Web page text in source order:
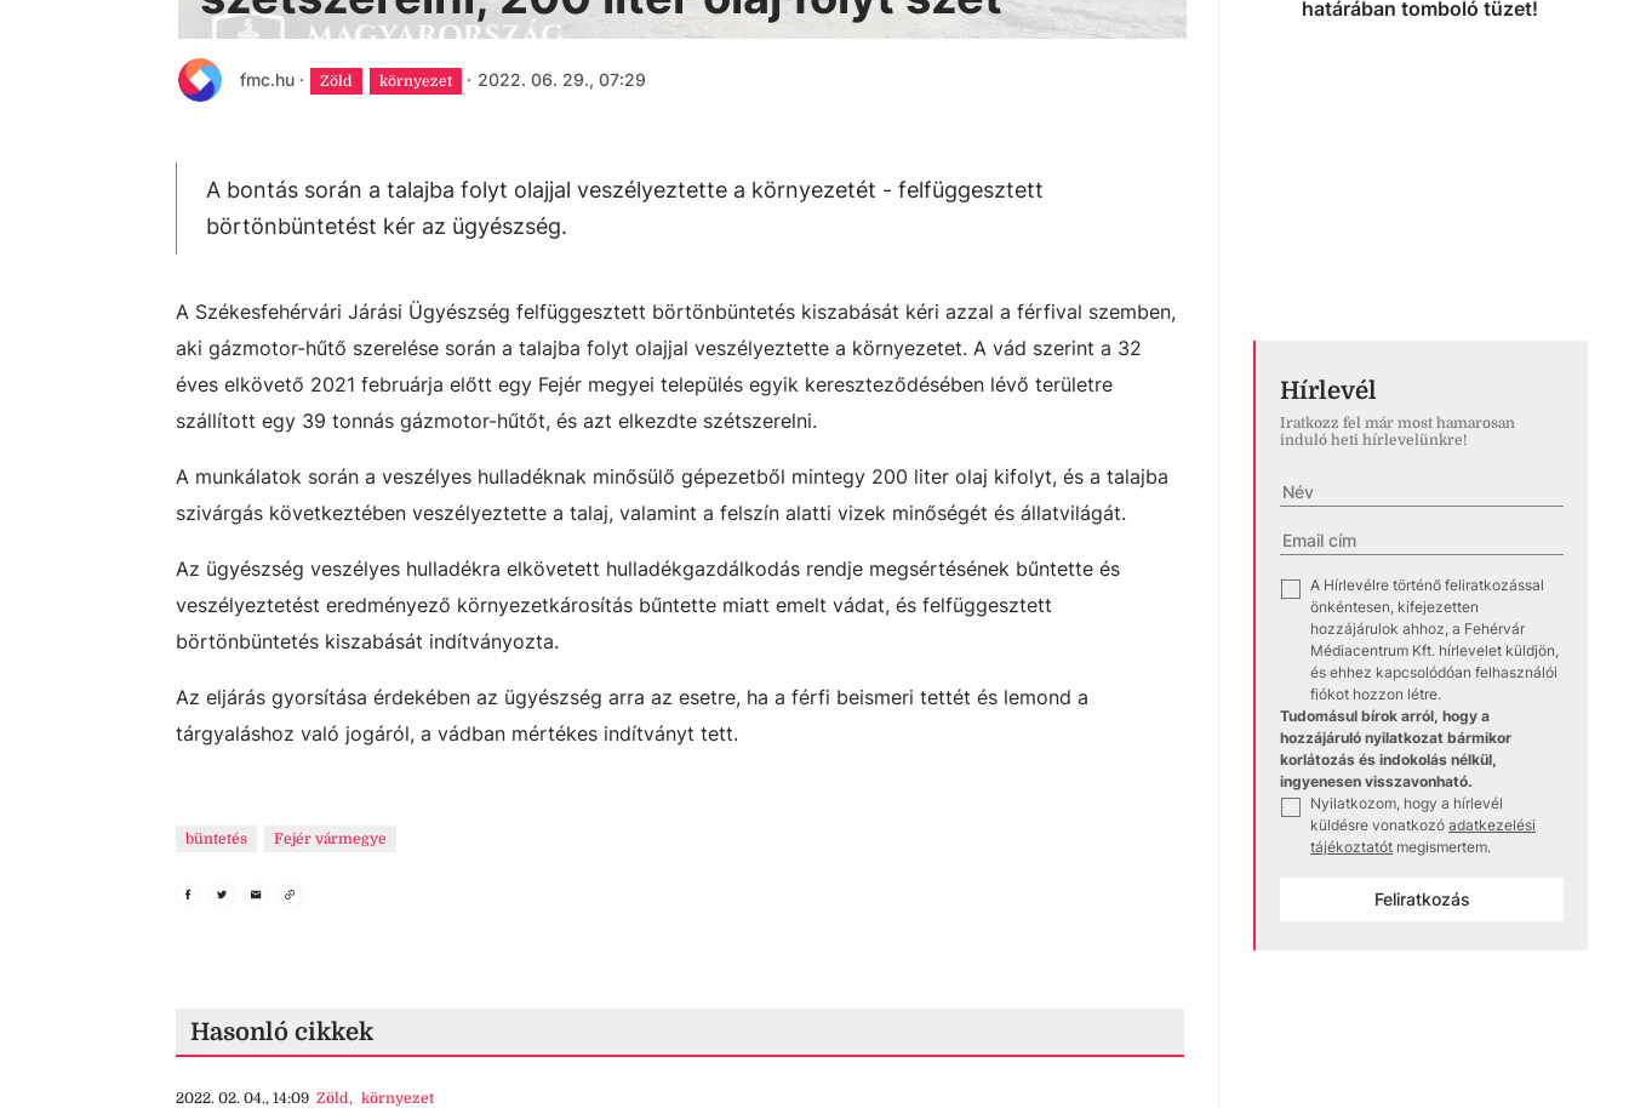
fmc.hu · Zöld környezet · 2022. 06. 29., 07:29
A bontás során a talajba folyt olajjal veszélyeztette a környezetét - felfüggesztett
börtönbüntetést kér az ügyészség.
A Székesfehérvári Járási Ügyészség felfüggesztett börtönbüntetés kiszabását kéri azzal a férfival szemben,
aki gázmotor-hűtő szerelése során a talajba folyt olajjal veszélyeztette a környezetet. A vád szerint a 32
éves elkövető 2021 februárja előtt egy Fejér megyei település egyik kereszteződésében lévő területre
szállított egy 39 tonnás gázmotor-hűtőt, és azt elkezdte szétszerelni.
A munkálatok során a veszélyes hulladéknak minősülő gépezetből mintegy 200 liter olaj kifolyt, és a talajba
szivárgás következtében veszélyeztette a talaj, valamint a felszín alatti vizek minőségét és állatvilágát.
Az ügyészség veszélyes hulladékra elkövetett hulladékgazdálkodás rendje megsértésének bűntette és
veszélyeztetést eredményező környezetkárosítás bűntette miatt emelt vádat, és felfüggesztett
börtönbüntetés kiszabását indítványozta.
Az eljárás gyorsítása érdekében az ügyészség arra az esetre, ha a férfi beismeri tettét és lemond a
tárgyaláshoz való jogáról, a vádban mértékes indítványt tett.
büntetés Fejér vármegye
Hasonló cikkek
2022. 02. 04., 14:09 Zöld, környezet
határában tomboló tüzet!
Hírlevél
Iratkozz fel már most hamarosan
induló heti hírlevelünkre!
A Hírlevélre történő feliratkozással
önkéntesen, kifejezetten
hozzájárulok ahhoz, a Fehérvár
Médiacentrum Kft. hírlevelet küldjön,
és ehhez kapcsolódóan felhasználói
fiókot hozzon létre.
Tudomásul bírok arról, hogy a
hozzájáruló nyilatkozat bármikor
korlátozás és indokolás nélkül,
ingyenesen visszavonható.
Nyilatkozom, hogy a hírlevél
küldésre vonatkozó adatkezelési
tájékoztatót megismertem.
Feliratkozás